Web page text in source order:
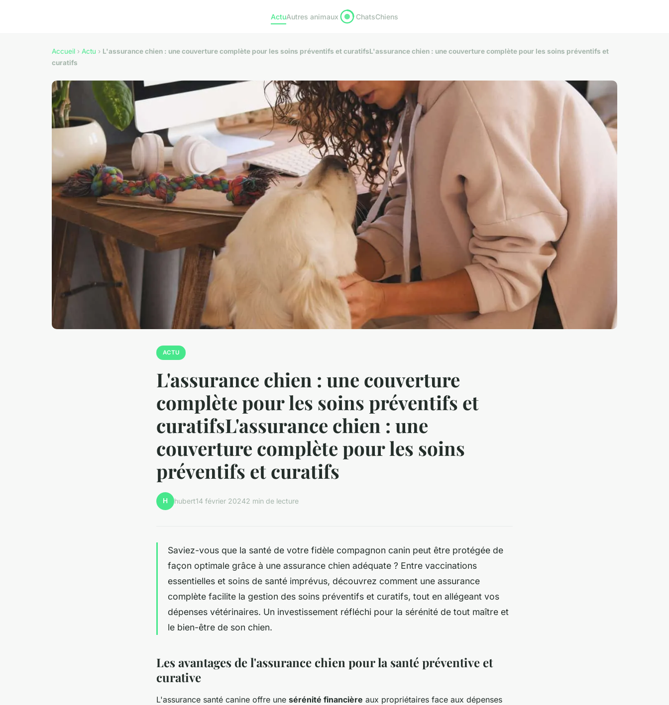
ActuAutres animaux ChatsChiens
Accueil › Actu › L'assurance chien : une couverture complète pour les soins préventifs et curatifsL'assurance chien : une couverture complète pour les soins préventifs et
curatifs
ACTU
L'assurance chien : une couverture
complète pour les soins préventifs et
curatifsL'assurance chien : une
couverture complète pour les soins
préventifs et curatifs
H hubert14 février 20242 min de lecture
Saviez-vous que la santé de votre fidèle compagnon canin peut être protégée de
façon optimale grâce à une assurance chien adéquate ? Entre vaccinations
essentielles et soins de santé imprévus, découvrez comment une assurance
complète facilite la gestion des soins préventifs et curatifs, tout en allégeant vos
dépenses vétérinaires. Un investissement réfléchi pour la sérénité de tout maître et
le bien-être de son chien.
Les avantages de l'assurance chien pour la santé préventive et
curative
L'assurance santé canine offre une sérénité financière aux propriétaires face aux dépenses